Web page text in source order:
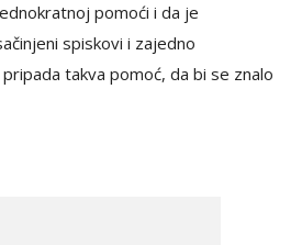
pomoći i da je
spiskovi i zajedno
takva pomoć, da bi se znalo